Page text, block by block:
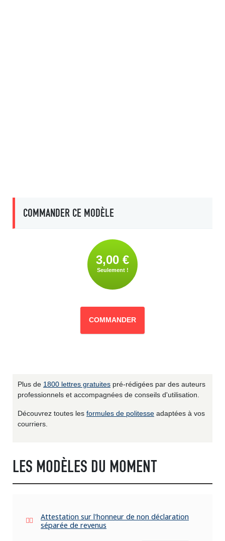
COMMANDER CE MODÈLE
3,00 €
Seulement !
COMMANDER
Plus de 1800 lettres gratuites pré-rédigées par des auteurs
professionnels et accompagnées de conseils d'utilisation.
Découvrez toutes les formules de politesse adaptées à vos
courriers.
LES MODÈLES DU MOMENT
Attestation sur l'honneur de non déclaration
séparée de revenus